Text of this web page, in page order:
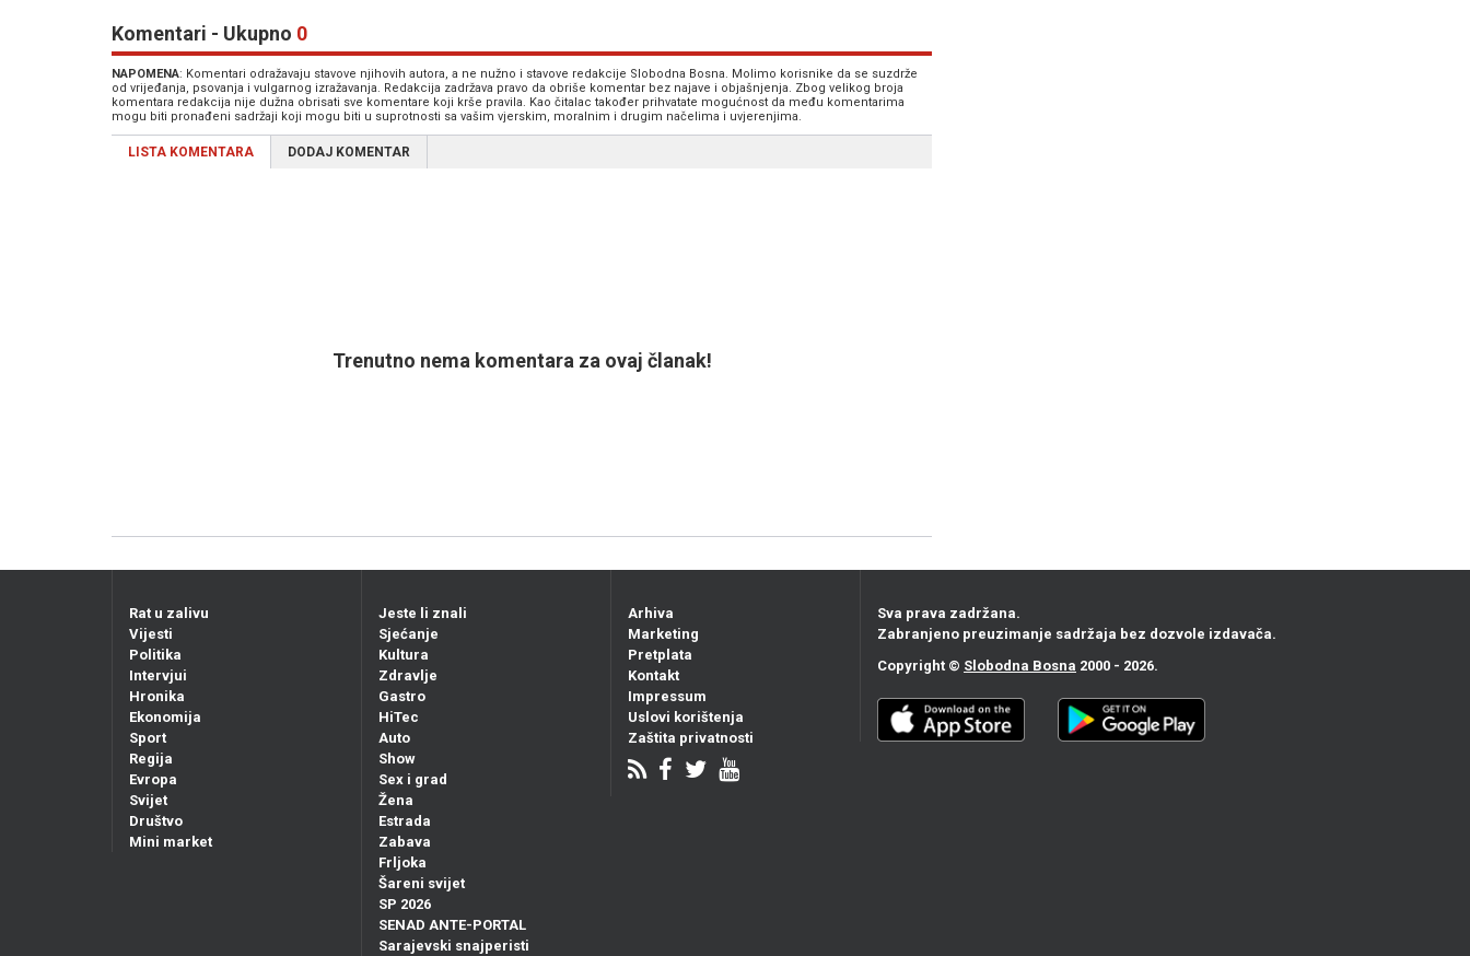
Komentari - Ukupno 0
NAPOMENA: Komentari odražavaju stavove njihovih autora, a ne nužno i stavove redakcije Slobodna Bosna. Molimo korisnike da se suzdrže
od vrijeđanja, psovanja i vulgarnog izražavanja. Redakcija zadržava pravo da obriše komentar bez najave i objašnjenja. Zbog velikog broja
komentara redakcija nije dužna obrisati sve komentare koji krše pravila. Kao čitalac također prihvatate mogućnost da među komentarima
mogu biti pronađeni sadržaji koji mogu biti u suprotnosti sa vašim vjerskim, moralnim i drugim načelima i uvjerenjima.
LISTA KOMENTARA DODAJ KOMENTAR
Trenutno nema komentara za ovaj članak!
Rat u zalivu
Vijesti
Politika
Intervjui
Hronika
Ekonomija
Sport
Regija
Evropa
Svijet
Društvo
Mini market
Jeste li znali
Sjećanje
Kultura
Zdravlje
Gastro
HiTec
Auto
Show
Sex i grad
Žena
Estrada
Zabava
Frljoka
Šareni svijet
SP 2026
SENAD ANTE-PORTAL
Sarajevski snajperisti
Arhiva
Marketing
Pretplata
Kontakt
Impressum
Uslovi korištenja
Zaštita privatnosti
Sva prava zadržana.
Zabranjeno preuzimanje sadržaja bez dozvole izdavača.
Copyright © Slobodna Bosna 2000 - 2026.